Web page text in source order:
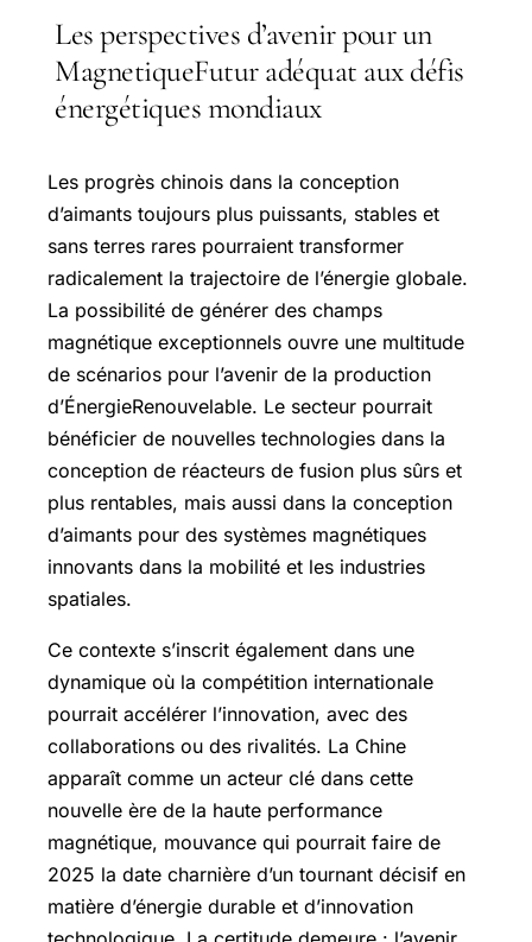
Les perspectives d’avenir pour un
MagnetiqueFutur adéquat aux défis
énergétiques mondiaux
Les progrès chinois dans la conception
d’aimants toujours plus puissants, stables et
sans terres rares pourraient transformer
radicalement la trajectoire de l’énergie globale.
La possibilité de générer des champs
magnétique exceptionnels ouvre une multitude
de scénarios pour l’avenir de la production
d’ÉnergieRenouvelable. Le secteur pourrait
bénéficier de nouvelles technologies dans la
conception de réacteurs de fusion plus sûrs et
plus rentables, mais aussi dans la conception
d’aimants pour des systèmes magnétiques
innovants dans la mobilité et les industries
spatiales.
Ce contexte s’inscrit également dans une
dynamique où la compétition internationale
pourrait accélérer l’innovation, avec des
collaborations ou des rivalités. La Chine
apparaît comme un acteur clé dans cette
nouvelle ère de la haute performance
magnétique, mouvance qui pourrait faire de
2025 la date charnière d’un tournant décisif en
matière d’énergie durable et d’innovation